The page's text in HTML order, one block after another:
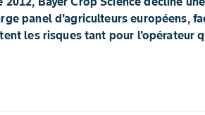
panel d'agriculteurs européens,
les risques tant pour l'opérateur